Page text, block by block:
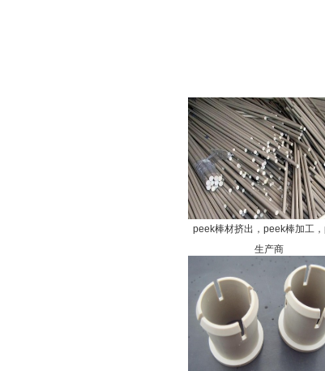
peek棒材挤出，peek棒加工
生产商